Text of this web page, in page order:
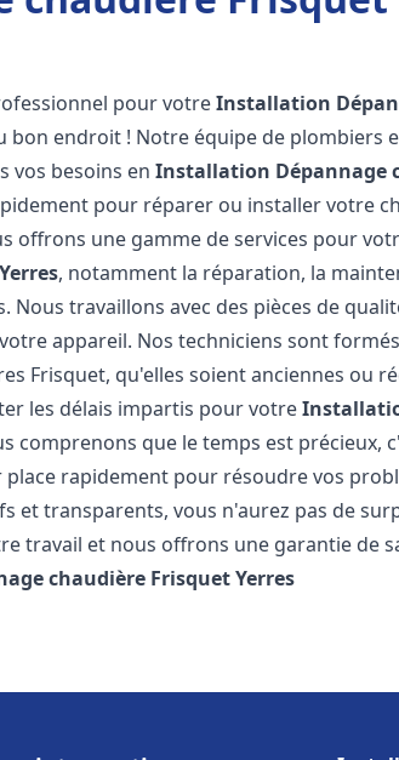
pour votreInstallation
bon endroit ! Notre équipe de plombiers
vos besoins enInstallation Dépannage
pour réparer ou installer votre
offrons une gamme de services pour
Yerres, notamment la réparation, la
Nous travaillons avec des pièces de
appareil. Nos techniciens sont
Frisquet, qu'elles soient anciennes ou
les délais impartis pour votre
comprenons que le temps est précieux,
rapidement pour résoudre vos
et transparents, vous n'aurez pas de
travail et nous offrons une garantie de
chaudière FrisquetYerres